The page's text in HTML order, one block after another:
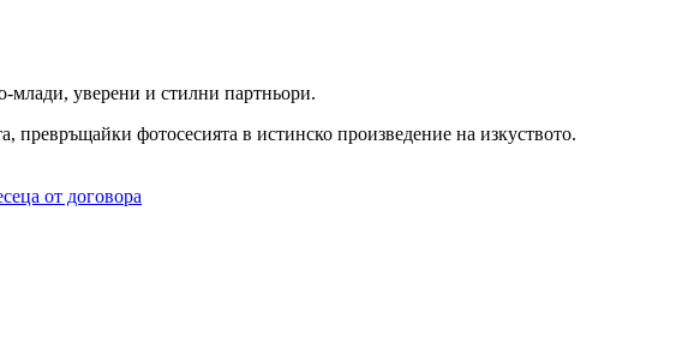
млади, уверени и стилни партньори.
фотосесията в истинско произведение на изкуството.
от договора